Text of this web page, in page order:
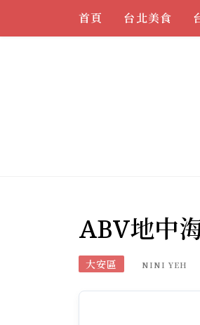
首頁 台北美食
ABV地中
大安區 NINI YEH